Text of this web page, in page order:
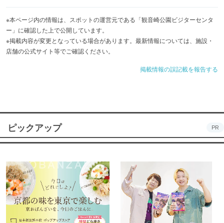
※本ページ内の情報は、スポットの運営元である「観音崎公園ビジターセンタ
ー」に確認した上で公開しています。
※掲載内容が変更となっている場合があります。最新情報については、施設・
店舗の公式サイト等でご確認ください。
掲載情報の誤記載を報告する
ピックアップ PR